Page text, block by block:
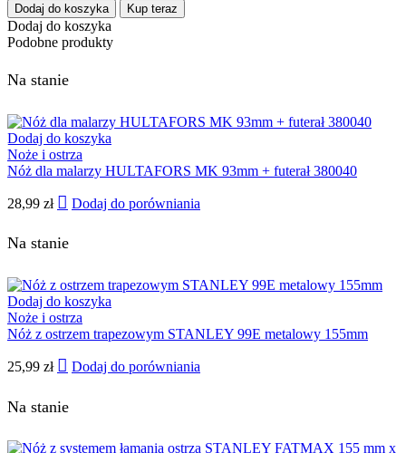
Dodaj do koszyka Kup teraz
Dodaj do koszyka
Podobne produkty
Na stanie
Dodaj do koszyka
Noże i ostrza
Nóż dla malarzy HULTAFORS MK 93mm + futerał 380040
28,99 zł Dodaj do porówniania
Na stanie
Dodaj do koszyka
Noże i ostrza
Nóż z ostrzem trapezowym STANLEY 99E metalowy 155mm
25,99 zł Dodaj do porówniania
Na stanie